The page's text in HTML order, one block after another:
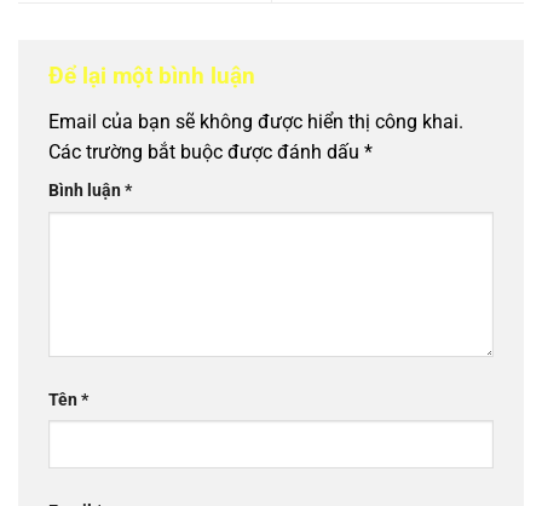
Để lại một bình luận
Email của bạn sẽ không được hiển thị công khai.
Các trường bắt buộc được đánh dấu *
Bình luận*
Tên*